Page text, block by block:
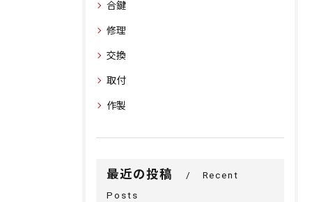
合鍵
修理
交換
取付
作製
最近の投稿
Recent
Posts